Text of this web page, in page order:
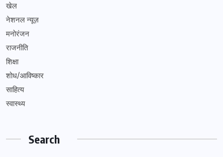
खेल
नेशनल न्यूज़
मनोरंजन
राजनीति
शिक्षा
शोध/आविष्कार
साहित्य
स्वास्थ्य
Search